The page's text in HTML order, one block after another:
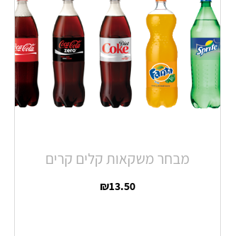
מבחר משקאות קלים קרים
₪13.50